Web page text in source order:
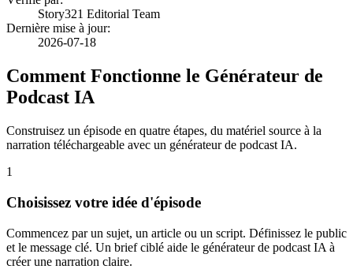
Story321 Editorial Team
Dernière mise à jour:
2026-07-18
Comment Fonctionne le Générateur de
Podcast IA
Construisez un épisode en quatre étapes, du matériel source à la
narration téléchargeable avec un générateur de podcast IA.
1
Choisissez votre idée d'épisode
Commencez par un sujet, un article ou un script. Définissez le public
et le message clé. Un brief ciblé aide le générateur de podcast IA à
créer une narration claire.